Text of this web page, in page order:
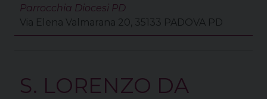
Parrocchia Diocesi PD
Via Elena Valmarana 20, 35133 PADOVA PD
S. LORENZO DA